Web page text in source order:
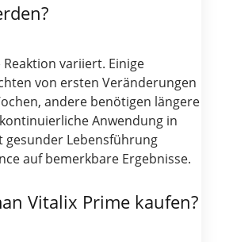
variiert. Einige
von ersten Veränderungen
andere benötigen längere
Anwendung in
gesunder Lebensführung
auf bemerkbare Ergebnisse.
Vitalix Prime kaufen?